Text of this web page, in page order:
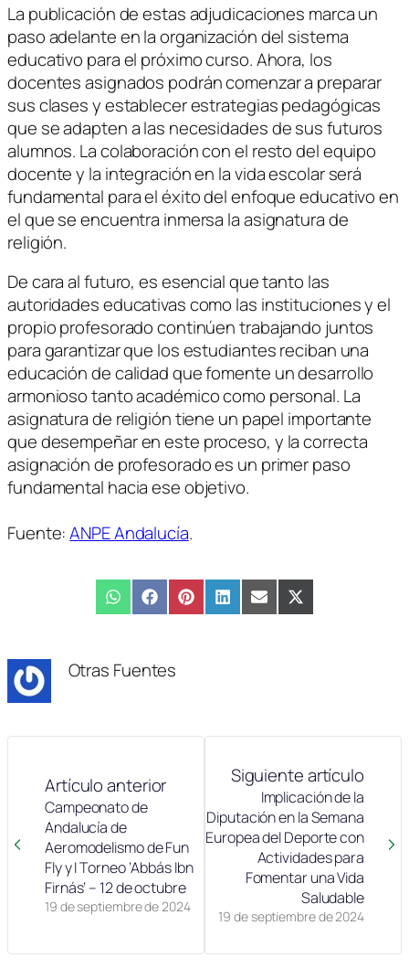
La publicación de estas adjudicaciones marca un
paso adelante en la organización del sistema
educativo para el próximo curso. Ahora, los
docentes asignados podrán comenzar a preparar
sus clases y establecer estrategias pedagógicas
que se adapten a las necesidades de sus futuros
alumnos. La colaboración con el resto del equipo
docente y la integración en la vida escolar será
fundamental para el éxito del enfoque educativo en
el que se encuentra inmersa la asignatura de
religión.
De cara al futuro, es esencial que tanto las
autoridades educativas como las instituciones y el
propio profesorado continúen trabajando juntos
para garantizar que los estudiantes reciban una
educación de calidad que fomente un desarrollo
armonioso tanto académico como personal. La
asignatura de religión tiene un papel importante
que desempeñar en este proceso, y la correcta
asignación de profesorado es un primer paso
fundamental hacia ese objetivo.
Fuente:ANPE Andalucía.
Compartir
en
WhatsAppCompartir
en
FacebookCompartir
en
PinterestCompartir
en
LinkedInCompartir
en
EmailCompartir
en
X
(Twitter)
Otras Fuentes
Artículo anterior
19 de septiembre de 2024
Campeonato de
Andalucía de
Aeromodelismo de Fun
Fly y I Torneo ‘Abbás Ibn
Firnás’ – 12 de octubre
Siguiente artículo
19 de septiembre de 2024
Implicación de la
Diputación en la Semana
Europea del Deporte con
Actividades para
Fomentar una Vida
Saludable